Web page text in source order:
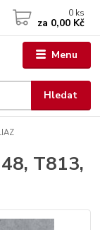
Menu
Hledat
0 ks
za 0,00 Kč
T813,